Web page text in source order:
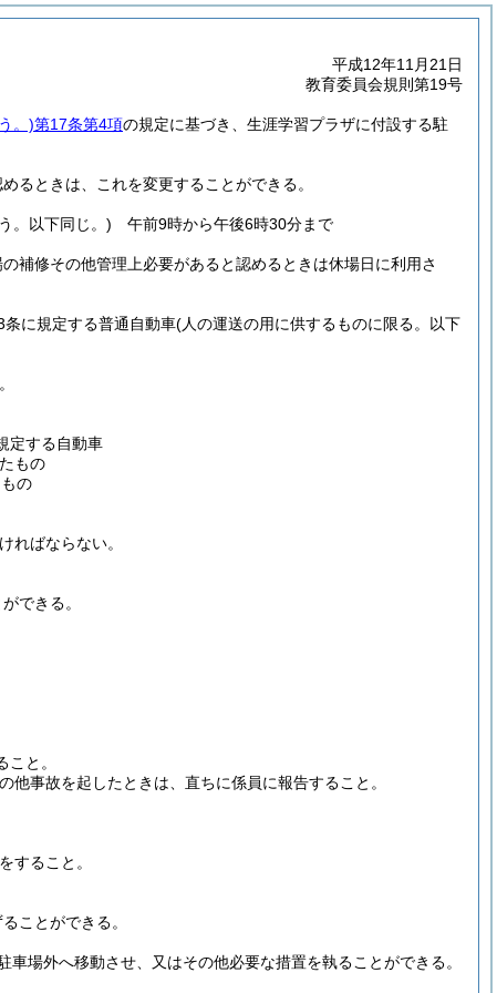
平成12年11月21日
教育委員会規則第19号
。)第17条第4項の規定に基づき、生涯学習プラザに付設する駐
るときは、これを変更することができる。
。以下同じ。) 午前9時から午後6時30分まで
補修その他管理上必要があると認めるときは休場日に利用さ
条に規定する普通自動車(人の運送の用に供するものに限る。以下
定する自動車
もの
の
ればならない。
できる。
と。
事故を起したときは、直ちに係員に報告すること。
すること。
ことができる。
場外へ移動させ、又はその他必要な措置を執ることができる。